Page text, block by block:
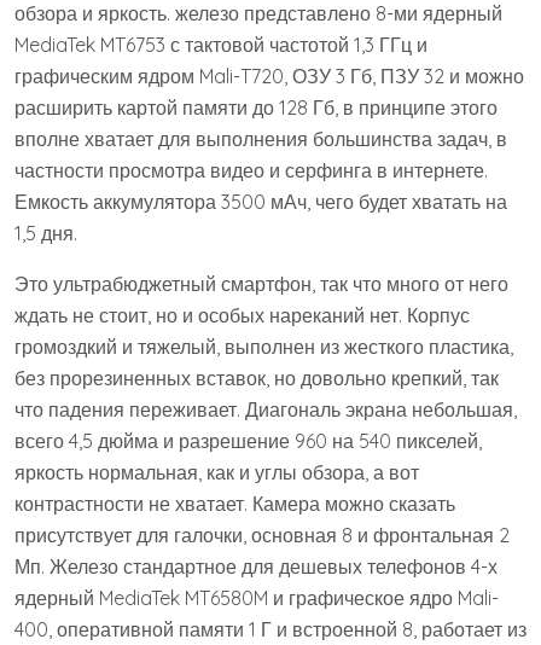
обзора и яркость. железо представлено 8-ми ядерный
MediaTek MT6753 с тактовой частотой 1,3 ГГц и
графическим ядром Mali-T720, ОЗУ 3 Гб, ПЗУ 32 и можно
расширить картой памяти до 128 Гб, в принципе этого
вполне хватает для выполнения большинства задач, в
частности просмотра видео и серфинга в интернете.
Емкость аккумулятора 3500 мАч, чего будет хватать на
1,5 дня.
Это ультрабюджетный смартфон, так что много от него
ждать не стоит, но и особых нареканий нет. Корпус
громоздкий и тяжелый, выполнен из жесткого пластика,
без прорезиненных вставок, но довольно крепкий, так
что падения переживает. Диагональ экрана небольшая,
всего 4,5 дюйма и разрешение 960 на 540 пикселей,
яркость нормальная, как и углы обзора, а вот
контрастности не хватает. Камера можно сказать
присутствует для галочки, основная 8 и фронтальная 2
Мп. Железо стандартное для дешевых телефонов 4-х
ядерный MediaTek MT6580M и графическое ядро Mali-
400, оперативной памяти 1 Г и встроенной 8, работает из